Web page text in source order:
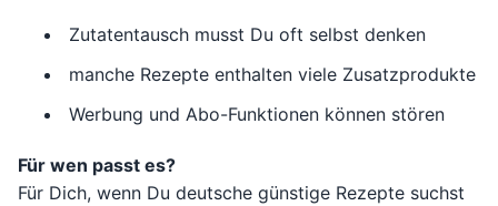
Zutatentausch musst Du oft selbst denken
manche Rezepte enthalten viele Zusatzprodukte
Werbung und Abo-Funktionen können stören
Für wen passt es?
Für Dich, wenn Du deutsche günstige Rezepte suchst